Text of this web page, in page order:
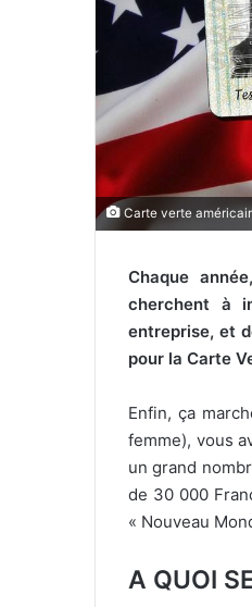
Carte verte
Chaque
cherchent à
entreprise, et
pour la Carte
Enfin, ça
femme), vous
un grand
de 30 000
« Nouveau
A QUOI